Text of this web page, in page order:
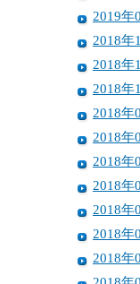
2019年
2018年
2018年
2018年
2018年
2018年
2018年
2018年
2018年
2018年
2018年